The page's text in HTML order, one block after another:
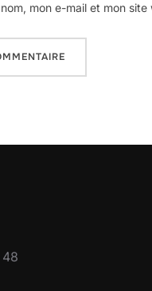
mon e-mail et mon